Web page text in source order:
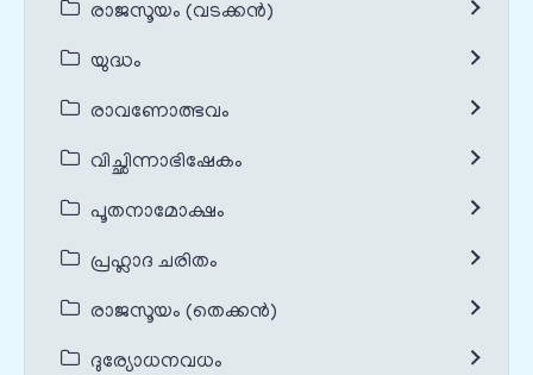
രാജസൂയം (വടക്കൻ)
യുദ്ധം
രാവണോത്ഭവം
വിച്ഛിന്നാഭിഷേകം
പൂതനാമോക്ഷം
പ്രഹ്ലാദ ചരിതം
രാജസൂയം (തെക്കൻ)
ദുര്യോധനവധം